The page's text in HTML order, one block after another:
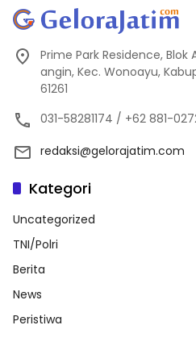
Prime Park Residence, Blok
angin, Kec. Wonoayu,
61261
031-58281174 / +62 881-
redaksi@gelorajatim.com
Kategori
Uncategorized
TNI/Polri
Berita
News
Peristiwa